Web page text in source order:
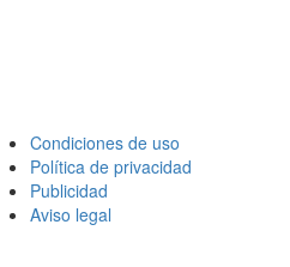
Condiciones de uso
Política de privacidad
Publicidad
Aviso legal